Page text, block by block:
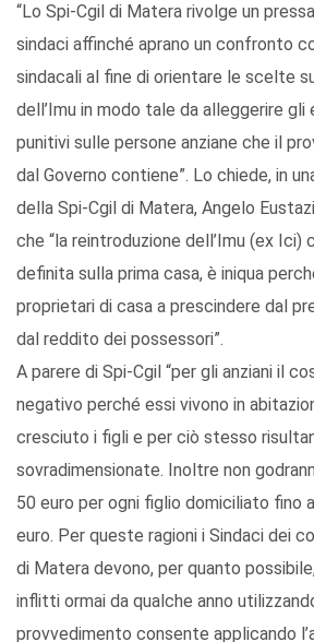
“Lo Spi-Cgil di Matera rivolge un
sindaci affinché aprano un confronto
sindacali al fine di orientare le scelte
dell’Imu in modo tale da alleggerire
punitivi sulle persone anziane che il
dal Governo contiene”. Lo chiede, in
della Spi-Cgil di Matera, Angelo
che “la reintroduzione dell’Imu (ex Ici)
definita sulla prima casa, è iniqua
proprietari di casa a prescindere dal
dal reddito dei possessori”.
A parere di Spi-Cgil “per gli anziani il
negativo perché essi vivono in
cresciuto i figli e per ciò stesso
sovradimensionate. Inoltre non
50 euro per ogni figlio domiciliato fino
euro. Per queste ragioni i Sindaci dei
di Matera devono, per quanto
inflitti ormai da qualche anno
provvedimento consente applicando